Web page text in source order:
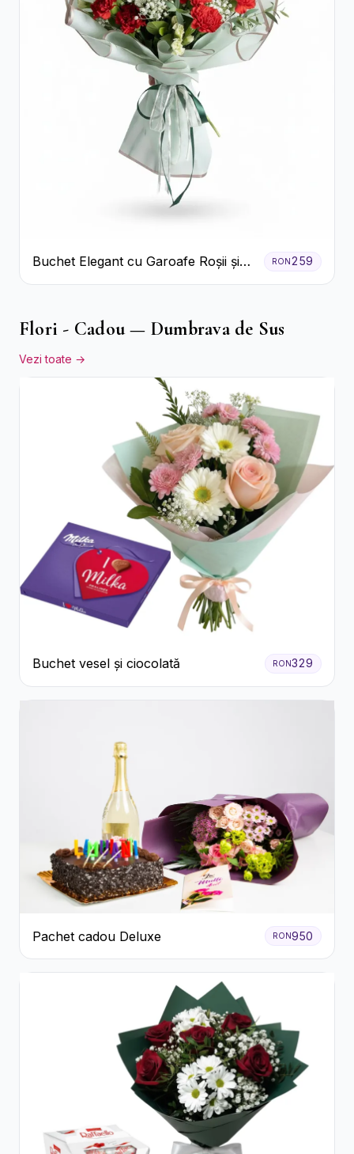
Buchet Elegant cu Garoafe Roșii și
Floarea Miresei
RON259
Flori - Cadou — Dumbrava de Sus
Vezi toate →
Buchet vesel și ciocolată RON329
Pachet cadou Deluxe RON950